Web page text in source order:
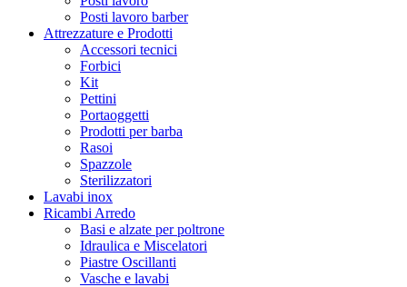
Posti lavoro barber
Attrezzature e Prodotti
Accessori tecnici
Forbici
Kit
Pettini
Portaoggetti
Prodotti per barba
Rasoi
Spazzole
Sterilizzatori
Lavabi inox
Ricambi Arredo
Basi e alzate per poltrone
Idraulica e Miscelatori
Piastre Oscillanti
Vasche e lavabi